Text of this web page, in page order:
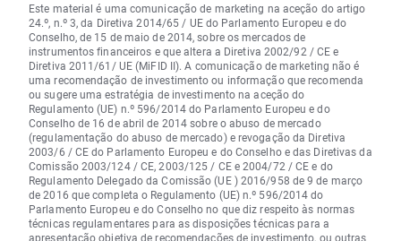
Este material é uma comunicação de marketing na aceção do artigo
24.º, n.º 3, da Diretiva 2014/65 / UE do Parlamento Europeu e do
Conselho, de 15 de maio de 2014, sobre os mercados de
instrumentos financeiros e que altera a Diretiva 2002/92 / CE e
Diretiva 2011/61/ UE (MiFID II). A comunicação de marketing não é
uma recomendação de investimento ou informação que recomenda
ou sugere uma estratégia de investimento na aceção do
Regulamento (UE) n.º 596/2014 do Parlamento Europeu e do
Conselho de 16 de abril de 2014 sobre o abuso de mercado
(regulamentação do abuso de mercado) e revogação da Diretiva
2003/6 / CE do Parlamento Europeu e do Conselho e das Diretivas da
Comissão 2003/124 / CE, 2003/125 / CE e 2004/72 / CE e do
Regulamento Delegado da Comissão (UE ) 2016/958 de 9 de março
de 2016 que completa o Regulamento (UE) n.º 596/2014 do
Parlamento Europeu e do Conselho no que diz respeito às normas
técnicas regulamentares para as disposições técnicas para a
apresentação objetiva de recomendações de investimento, ou outras